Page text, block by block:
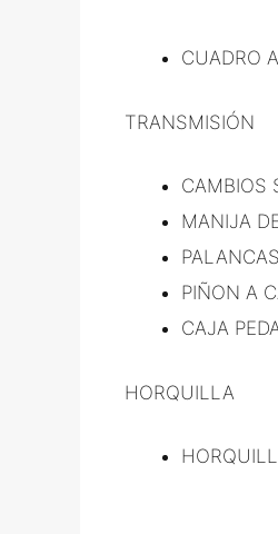
CUADRO
TRANSMISIÓN
CAMBIOS
MANIJA
PIÑON A
CAJA
HORQUILLA